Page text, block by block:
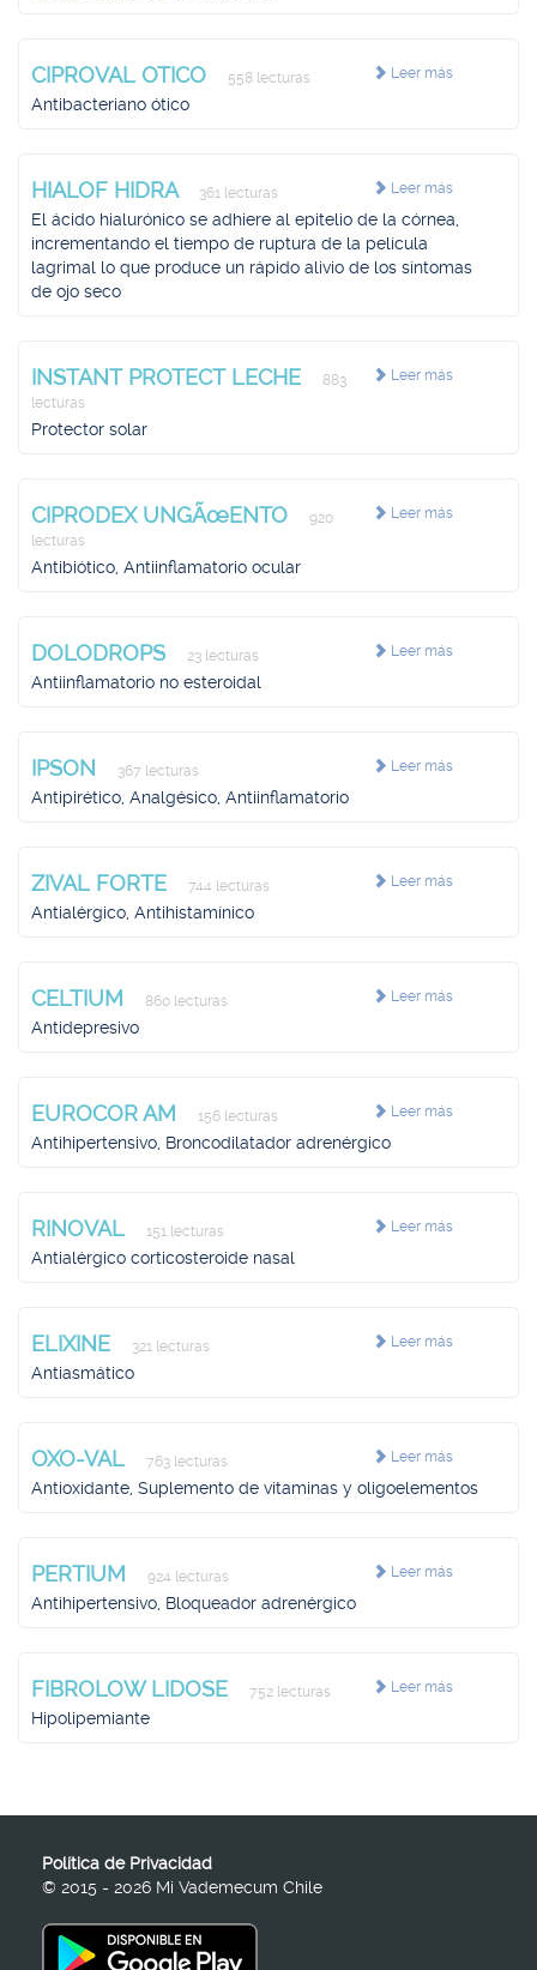
Leer más
CIPROVAL OTICO 558 lecturas
Antibacteriano ótico
Leer más
HIALOF HIDRA 361 lecturas
El ácido hialurónico se adhiere al epitelio de la córnea,
incrementando el tiempo de ruptura de la película
lagrimal lo que produce un rápido alivio de los síntomas
de ojo seco
Leer más
INSTANT PROTECT LECHE
883
lecturas
Protector solar
Leer más
CIPRODEX UNGÃœENTO
920
lecturas
Antibiótico, Antiinflamatorio ocular
Leer más
DOLODROPS 23 lecturas
Antiinflamatorio no esteroidal
Leer más
IPSON 367 lecturas
Antipirético, Analgésico, Antiinflamatorio
Leer más
ZIVAL FORTE 744 lecturas
Antialérgico, Antihistamínico
Leer más
CELTIUM 860 lecturas
Antidepresivo
Leer más
EUROCOR AM 156 lecturas
Antihipertensivo, Broncodilatador adrenérgico
Leer más
RINOVAL 151 lecturas
Antialérgico corticosteroide nasal
Leer más
ELIXINE 321 lecturas
Antiasmático
Leer más
OXO-VAL 763 lecturas
Antioxidante, Suplemento de vitaminas y oligoelementos
Leer más
PERTIUM 924 lecturas
Antihipertensivo, Bloqueador adrenérgico
Leer más
FIBROLOW LIDOSE 752 lecturas
Hipolipemiante
Política de Privacidad
© 2015 - 2026 Mi Vademecum Chile